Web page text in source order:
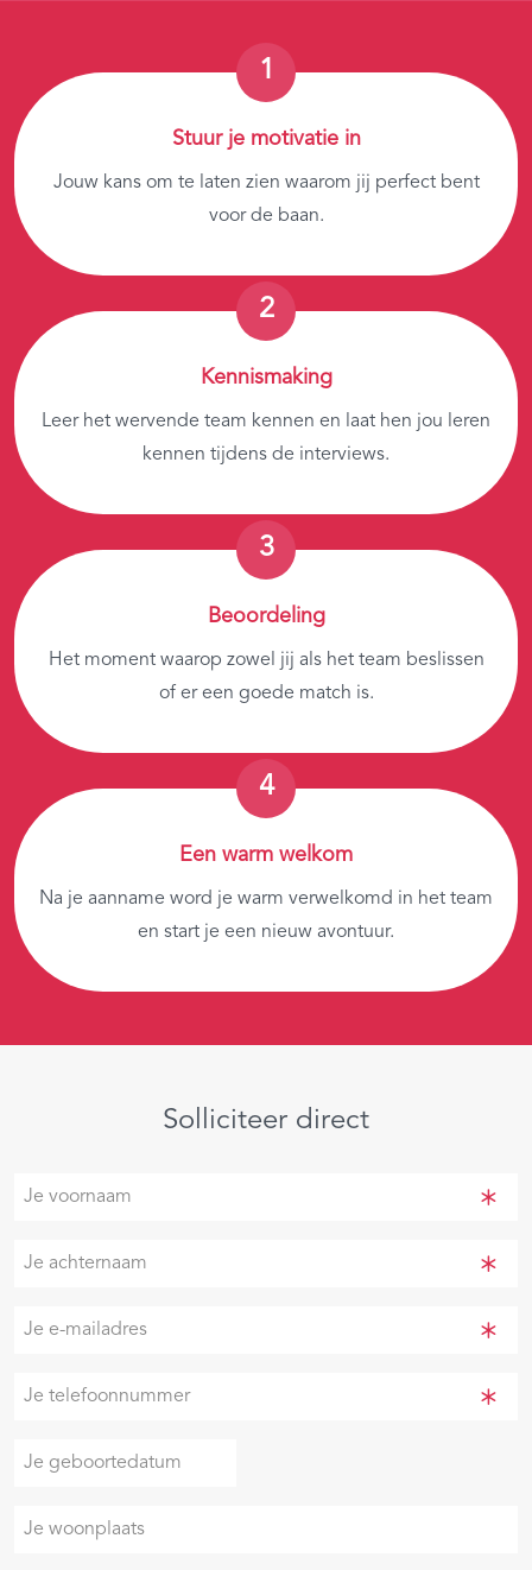
Stuur je motivatie in
Jouw kans om te laten zien waarom jij perfect bent
voor de baan.
Kennismaking
Leer het wervende team kennen en laat hen jou leren
kennen tijdens de interviews.
Beoordeling
Het moment waarop zowel jij als het team beslissen
of er een goede match is.
Een warm welkom
Na je aanname word je warm verwelkomd in het team
en start je een nieuw avontuur.
Solliciteer direct
Je
Je
Je
(Vereist)
Je
Je
geboortedatum
DD
MM
Je
woonplaats